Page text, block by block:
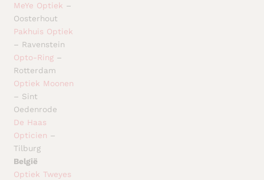
MeYe Optiek –
Oosterhout
Pakhuis Optiek
– Ravenstein
Opto-Ring –
Rotterdam
Optiek Moonen
– Sint
Oedenrode
De Haas
Opticien –
Tilburg
België
Optiek Tweyes